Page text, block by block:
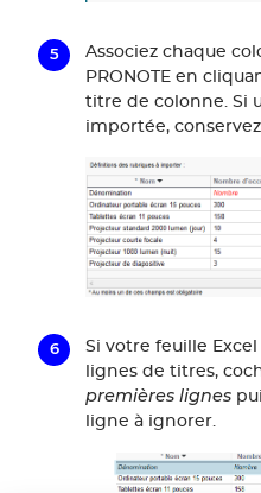
Associez chaque
PRONOTE en
titre de colonne. Si
importée, conservez
Si votre feuille
lignes de titres,
premières lignes
ligne à ignorer.